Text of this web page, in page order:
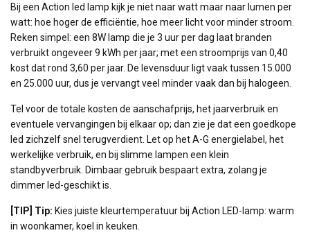
Bij een Action led lamp kijk je niet naar watt maar naar lumen per
watt: hoe hoger de efficiëntie, hoe meer licht voor minder stroom.
Reken simpel: een 8W lamp die je 3 uur per dag laat branden
verbruikt ongeveer 9 kWh per jaar; met een stroomprijs van 0,40
kost dat rond 3,60 per jaar. De levensduur ligt vaak tussen 15.000
en 25.000 uur, dus je vervangt veel minder vaak dan bij halogeen.
Tel voor de totale kosten de aanschafprijs, het jaarverbruik en
eventuele vervangingen bij elkaar op; dan zie je dat een goedkope
led zichzelf snel terugverdient. Let op het A-G energielabel, het
werkelijke verbruik, en bij slimme lampen een klein
standbyverbruik. Dimbaar gebruik bespaart extra, zolang je
dimmer led-geschikt is.
[TIP] Tip: Kies juiste kleurtemperatuur bij Action LED-lamp: warm
in woonkamer, koel in keuken.